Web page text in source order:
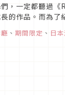
，一定都聽過
的作品。而為
、 期間限定 、 日